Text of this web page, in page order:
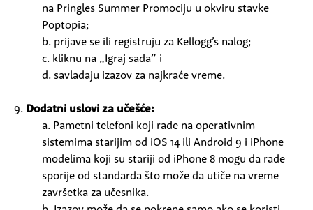
na Pringles Summer Promociju u okviru stavke
Poptopia;
b. prijave se ili registruju za Kellogg’s nalog;
c. kliknu na „Igraj sada” i
d. savladaju izazov za najkraće vreme.
9. Dodatni uslovi za učešće:
a. Pametni telefoni koji rade na operativnim
sistemima starijim od iOS 14 ili Android 9 i iPhone
modelima koji su stariji od iPhone 8 mogu da rade
sporije od standarda što može da utiče na vreme
završetka za učesnika.